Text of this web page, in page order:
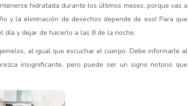
hidratada durante los últimos meses, porque vas a
y la eliminación de desechos depende de eso! Para que
día y dejar de hacerlo a las 8 de la noche.
al igual que escuchar el cuerpo. Debe informarle al
insignificante, pero puede ser un signo notorio que